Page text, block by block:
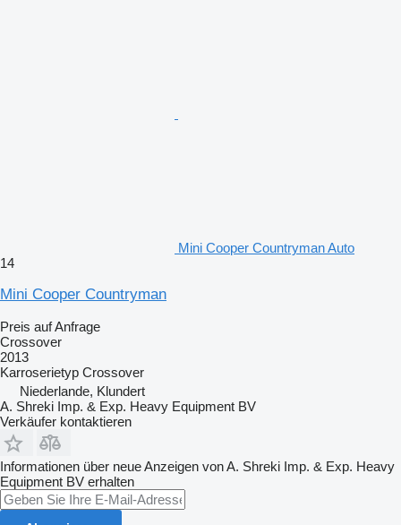
Mini Cooper Countryman Auto
14
Mini Cooper Countryman
Preis auf Anfrage
Crossover
2013
Karroserietyp Crossover
Niederlande, Klundert
A. Shreki Imp. & Exp. Heavy Equipment BV
Verkäufer kontaktieren
Informationen über neue Anzeigen von A. Shreki Imp. & Exp. Heavy
Equipment BV erhalten